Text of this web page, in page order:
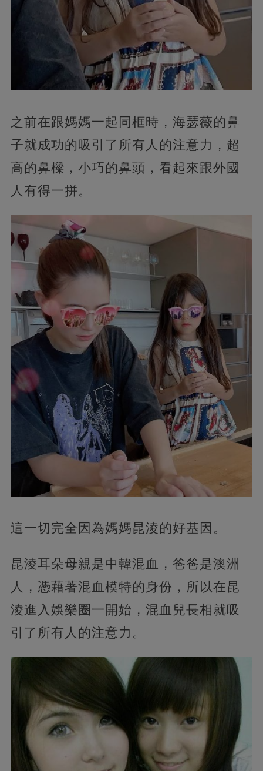
之前在跟媽媽一起同框時，海瑟薇的鼻
子就成功的吸引了所有人的注意力，超
高的鼻樑，小巧的鼻頭，看起來跟外國
人有得一拼。
這一切完全因為媽媽昆淩的好基因。
昆淩耳朵母親是中韓混血，爸爸是澳洲
人，憑藉著混血模特的身份，所以在昆
淩進入娛樂圈一開始，混血兒長相就吸
引了所有人的注意力。